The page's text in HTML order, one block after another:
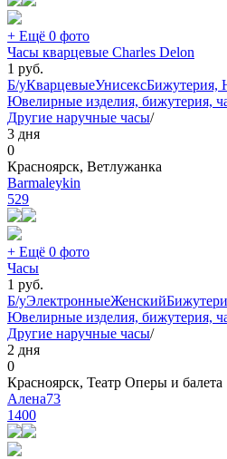
+ Ещё 0 фото
Часы кварцевые Charles Delon
1 руб.
Б/уКварцевыеУнисексБижутерия,
Ювелирные изделия, бижутерия,
Другие наручные часы/
3 дня
0
Красноярск, Ветлужанка
Barmaleykin
529
+ Ещё 0 фото
Часы
1 руб.
Б/уЭлектронныеЖенский
Ювелирные изделия, бижутерия,
Другие наручные часы/
2 дня
0
Красноярск, Театр Оперы и балета
Алена73
1400